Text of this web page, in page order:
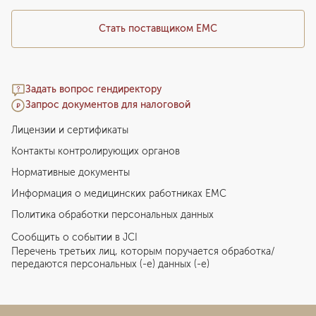
Стать поставщиком ЕМС
Задать вопрос гендиректору
Запрос документов для налоговой
Лицензии и сертификаты
Контакты контролирующих органов
Нормативные документы
Информация о медицинских работниках EMC
Политика обработки персональных данных
Сообщить о событии в JCI
Перечень третьих лиц, которым поручается обработка/
передаются персональных (-е) данных (-е)